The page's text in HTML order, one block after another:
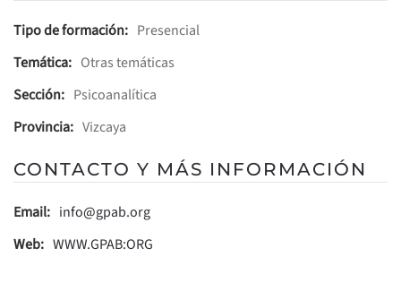
Tipo de formación: Presencial
Temática: Otras temáticas
Sección: Psicoanalítica
Provincia: Vizcaya
CONTACTO Y MÁS INFORMACIÓN
Email: info@gpab.org
Web: WWW.GPAB:ORG